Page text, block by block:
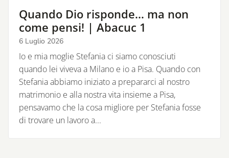
Quando Dio risponde… ma non
come pensi! | Abacuc 1
6 Luglio 2026
Io e mia moglie Stefania ci siamo conosciuti
quando lei viveva a Milano e io a Pisa. Quando con
Stefania abbiamo iniziato a prepararci al nostro
matrimonio e alla nostra vita insieme a Pisa,
pensavamo che la cosa migliore per Stefania fosse
di trovare un lavoro a...